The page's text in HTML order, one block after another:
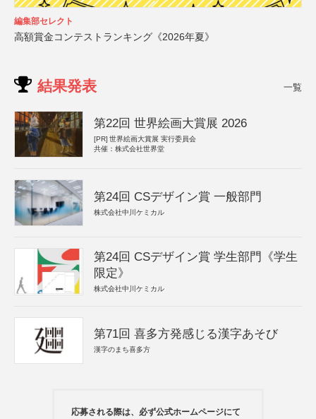
編集部セレクト
高額賞金コンテストランキング《2026年夏》
結果発表 一覧
第22回 世界絵画大賞展 2026
[PR] 世界絵画大賞展 実行委員会
共催：株式会社世界堂
第24回 CSデザイン賞 一般部門
株式会社中川ケミカル
第24回 CSデザイン賞 学生部門《学生
限定》
株式会社中川ケミカル
第71回 喜多方発感じる漢字あそび
漢字のまち喜多方
応募される際は、必ず公式ホームページにて